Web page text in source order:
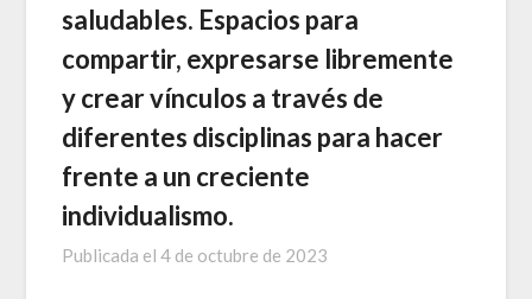
saludables. Espacios para
compartir, expresarse libremente
y crear vínculos a través de
diferentes disciplinas para hacer
frente a un creciente
individualismo.
Publicada el4 de octubre de 2023